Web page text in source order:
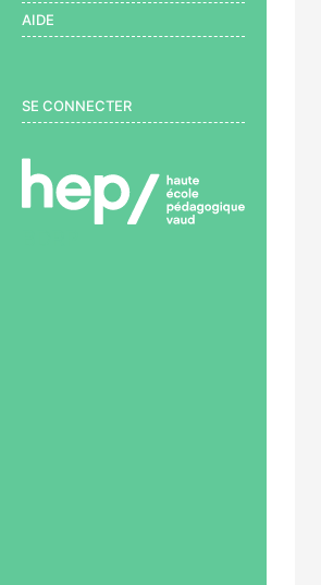
AIDE
User menu
SE CONNECTER